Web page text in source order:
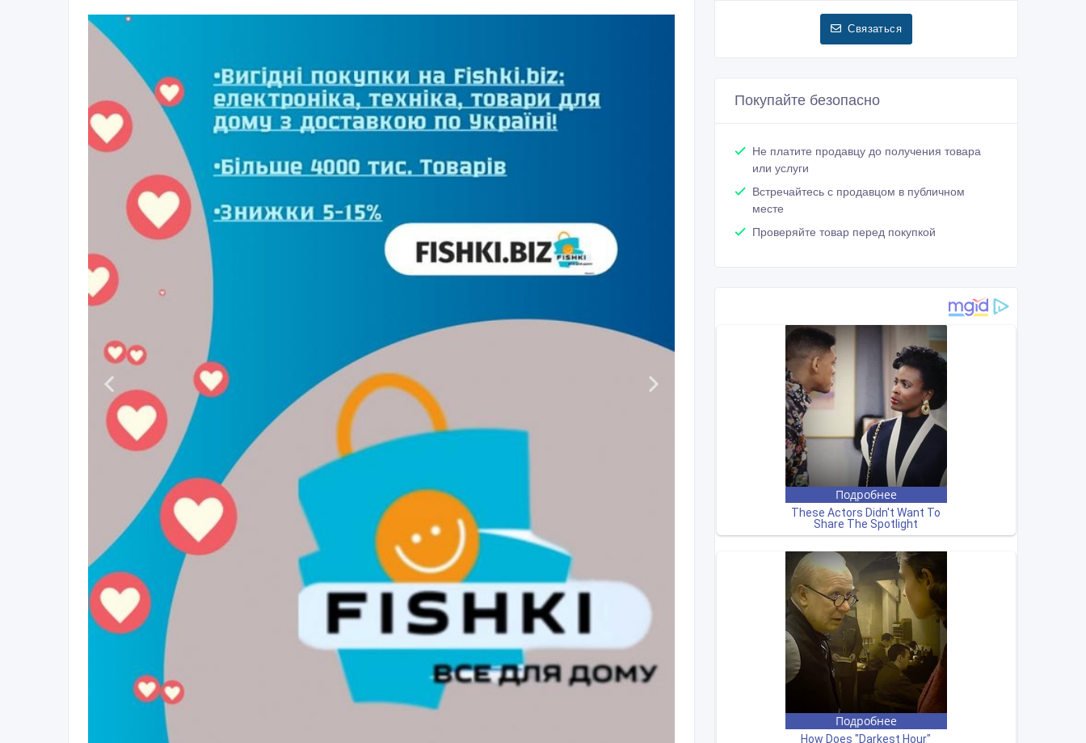
Связаться
Покупайте безопасно
Не платите продавцу до получения товара
или услуги
Встречайтесь с продавцом в публичном
месте
Проверяйте товар перед покупкой